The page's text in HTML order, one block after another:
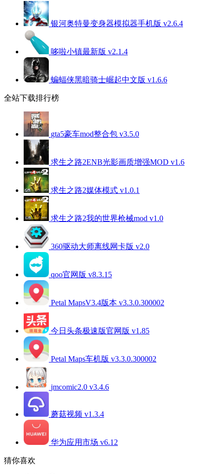
银河奥特曼变身器模拟器手机版 v2.6.4
哆啦小镇最新版 v2.1.4
蝙蝠侠黑暗骑士崛起中文版 v1.6.6
全站下载排行榜
gta5豪车mod整合包 v3.5.0
求生之路2ENB光影画质增强MOD v1.6
求生之路2媒体模式 v1.0.1
求生之路2我的世界枪械mod v1.0
360驱动大师离线网卡版 v2.0
qoo官网版 v8.3.15
Petal MapsV3.4版本 v3.3.0.300002
今日头条极速版官网版 v1.85
Petal Maps车机版 v3.3.0.300002
jmcomic2.0 v3.4.6
蘑菇视频 v1.3.4
华为应用市场 v6.12
猜你喜欢